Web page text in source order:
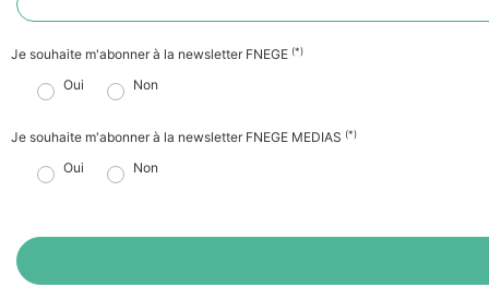
Je souhaite m'abonner à la newsletter FNEGE (*)
Oui Non
Je souhaite m'abonner à la newsletter FNEGE MEDIAS (*)
Oui Non